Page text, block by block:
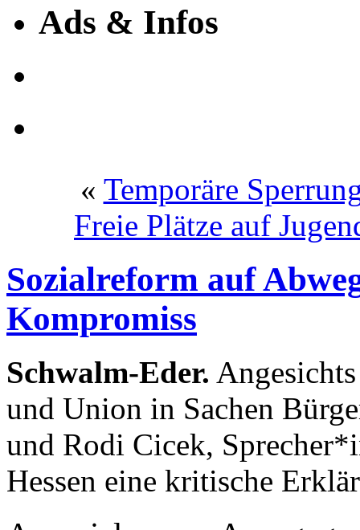
Ads & Infos
« Temporäre
Freie Plätze auf
Sozialreform auf
Kompromiss
Schwalm-Eder.
und Union in Sachen
und Rodi Cicek,
Hessen eine kritische